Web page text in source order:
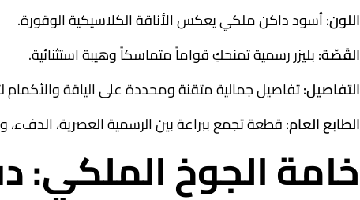
اللون:أسود داكن ملكي يعكس الأناقة الكلاسيكية الوقورة.
القَصّة:بليزر رسمية تمنحكِ قواماً متماسكاً وهيبة استثنائية.
التفاصيل:تفاصيل جمالية متقنة ومحددة على الياقة والأكمام
الطابع العام:قطعة تجمع ببراعة بين الرسمية العصرية، الدفء،
خامة الجوخ الملكي: